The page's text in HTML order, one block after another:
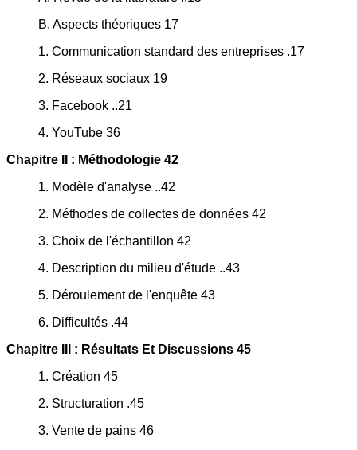
B. Aspects théoriques 17
1. Communication standard des entreprises .17
2. Réseaux sociaux 19
3. Facebook ..21
4. YouTube 36
Chapitre II : Méthodologie 42
1. Modèle d'analyse ..42
2. Méthodes de collectes de données 42
3. Choix de l'échantillon 42
4. Description du milieu d'étude ..43
5. Déroulement de l'enquête 43
6. Difficultés .44
Chapitre III : Résultats Et Discussions 45
1. Création 45
2. Structuration .45
3. Vente de pains 46